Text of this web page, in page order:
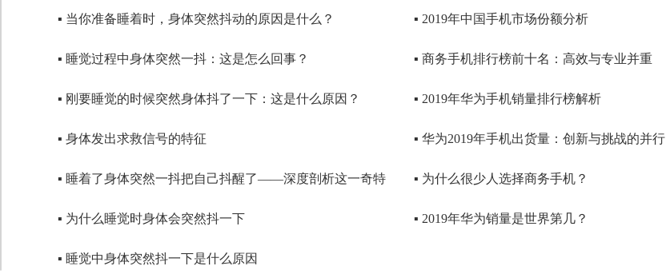
▪ 当你准备睡着时，身体突然抖动的原因是什么？
▪ 睡觉过程中身体突然一抖：这是怎么回事？
▪ 刚要睡觉的时候突然身体抖了一下：这是什么原因？
▪ 身体发出求救信号的特征
▪ 睡着了身体突然一抖把自己抖醒了——深度剖析这一奇特
▪ 为什么睡觉时身体会突然抖一下
▪ 睡觉中身体突然抖一下是什么原因
▪ 2019年中国手机市场份额分析
▪ 商务手机排行榜前十名：高效与专业并重
▪ 2019年华为手机销量排行榜解析
▪ 华为2019年手机出货量：创新与挑战的并行
▪ 为什么很少人选择商务手机？
▪ 2019年华为销量是世界第几？